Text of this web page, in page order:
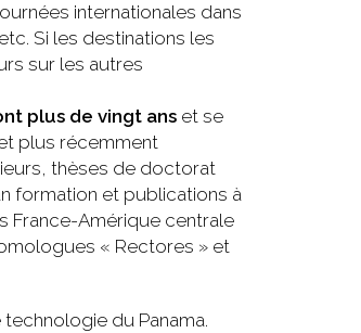
internationales dans
Si les destinations les
sur les autres
plus de vingt ans et se
plus récemment
thèses de doctorat
formation et publications à
France-Amérique centrale
« Rectores » et
du Panama.